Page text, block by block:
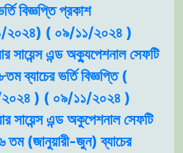
বিজ্ঞপ্তি প্রকাশ
২০২৪) ( ০৯/১১/২০২৪ )
সায়েন্স এন্ড অক্যুপেশনাল সেফটি
ব্যাচের ভর্তি বিজ্ঞপ্তি (
) ( ০৯/১১/২০২৪ )
সায়েন্স এন্ড অকুপেশনাল সেফটি
তম (জানুয়ারী-জুন) ব্যাচের